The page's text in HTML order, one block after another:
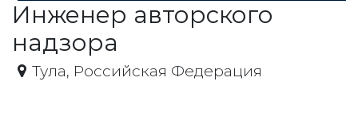
Инженер авторского
надзора
Тула, Российская Федерация